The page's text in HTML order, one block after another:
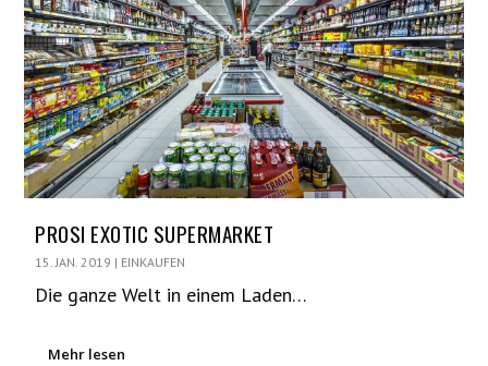
PROSI EXOTIC SUPERMARKET
15. JAN. 2019 | EINKAUFEN
Die ganze Welt in einem Laden…
Mehr lesen